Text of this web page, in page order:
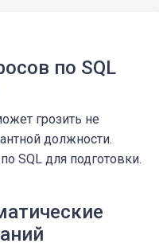
по SQL
грозить не
должности.
SQL для подготовки.